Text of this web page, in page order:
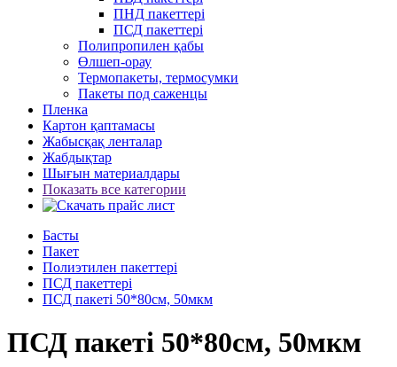
ПНД пакеттері
ПСД пакеттері
Полипропилен қабы
Өлшеп-орау
Термопакеты, термосумки
Пакеты под саженцы
Пленка
Картон қаптамасы
Жабысқақ ленталар
Жабдықтар
Шығын материалдары
Показать все категории
Басты
Пакет
Полиэтилен пакеттері
ПСД пакеттері
ПСД пакеті 50*80см, 50мкм
ПСД пакеті 50*80см, 50мкм